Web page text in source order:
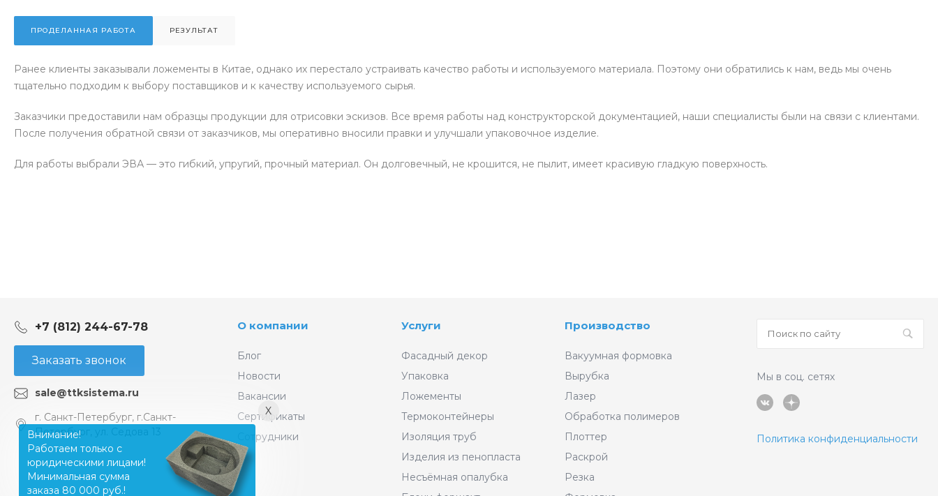
ПРОДЕЛАННАЯ РАБОТА РЕЗУЛЬТАТ
Ранее клиенты заказывали ложементы в Китае, однако их перестало устраивать качество работы и используемого материала. Поэтому они обратились к нам, ведь мы очень
тщательно подходим к выбору поставщиков и к качеству используемого сырья.
Заказчики предоставили нам образцы продукции для отрисовки эскизов. Все время работы над конструкторской документацией, наши специалисты были на связи с клиентами.
После получения обратной связи от заказчиков, мы оперативно вносили правки и улучшали упаковочное изделие.
Для работы выбрали ЭВА — это гибкий, упругий, прочный материал. Он долговечный, не крошится, не пылит, имеет красивую гладкую поверхность.
+7 (812) 244-67-78
Заказать звонок
sale@ttksistema.ru
г. Санкт-Петербург, г.Санкт-
Петербург, ул. Седова 13
О компании
Блог
Новости
Вакансии
Сертификаты
Сотрудники
Услуги
Фасадный декор
Упаковка
Ложементы
Термоконтейнеры
Изоляция труб
Изделия из пенопласта
Несъёмная опалубка
Производство
Вакуумная формовка
Вырубка
Лазер
Обработка полимеров
Плоттер
Раскрой
Резка
Мы в соц. сетях
Политика конфиденциальности
X
Внимание!
Работаем только с
юридическими лицами!
Минимальная сумма
заказа 80 000 руб.!